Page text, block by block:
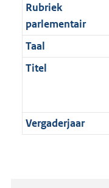
Rubriek
parlementair
Taal
Titel
Vergaderjaar